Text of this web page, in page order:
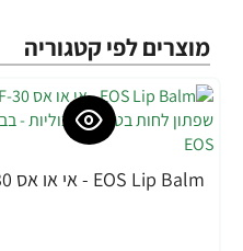
מוצרים לפי קטגוריה
-33%